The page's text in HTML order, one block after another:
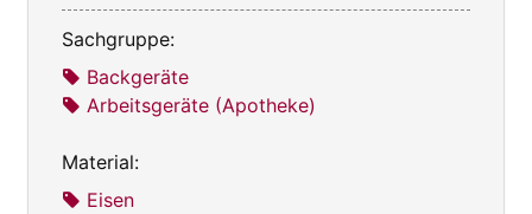
Sachgruppe:
Backgeräte
Arbeitsgeräte (Apotheke)
Material:
Eisen